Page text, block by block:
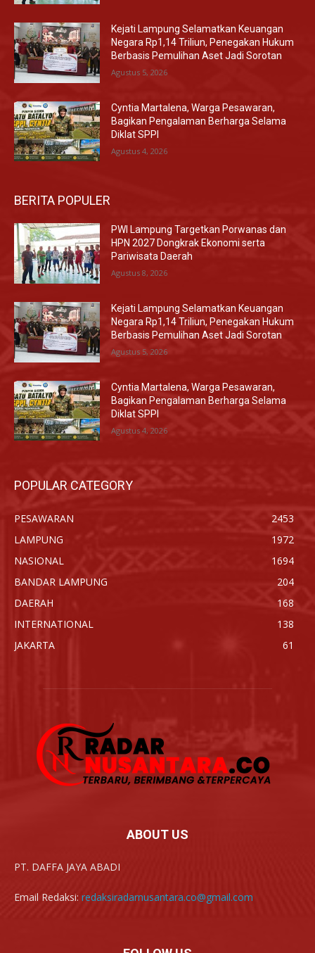
Kejati Lampung Selamatkan Keuangan
Negara Rp1,14 Triliun, Penegakan Hukum
Berbasis Pemulihan Aset Jadi Sorotan
Agustus 5, 2026
Cyntia Martalena, Warga Pesawaran,
Bagikan Pengalaman Berharga Selama
Diklat SPPI
Agustus 4, 2026
BERITA POPULER
PWI Lampung Targetkan Porwanas dan
HPN 2027 Dongkrak Ekonomi serta
Pariwisata Daerah
Agustus 8, 2026
Kejati Lampung Selamatkan Keuangan
Negara Rp1,14 Triliun, Penegakan Hukum
Berbasis Pemulihan Aset Jadi Sorotan
Agustus 5, 2026
Cyntia Martalena, Warga Pesawaran,
Bagikan Pengalaman Berharga Selama
Diklat SPPI
Agustus 4, 2026
POPULAR CATEGORY
PESAWARAN
2453
LAMPUNG
1972
NASIONAL
1694
BANDAR LAMPUNG
204
DAERAH
168
INTERNATIONAL
138
JAKARTA
61
ABOUT US
PT. DAFFA JAYA ABADI
Email Redaksi: redaksiradarnusantara.co@gmail.com